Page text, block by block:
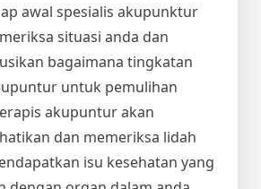
awal spesialis akupunktur
situasi anda dan
bagaimana tingkatan
untuk pemulihan
akupuntur akan
dan memeriksa lidah
isu kesehatan yang